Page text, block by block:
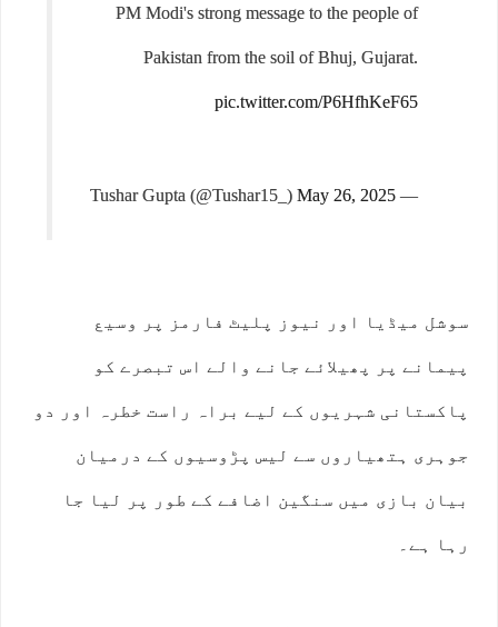
PM Modi's strong message to the people of
Pakistan from the soil of Bhuj, Gujarat.
pic.twitter.com/P6HfhKeF65
— Tushar Gupta (@Tushar15_)
May 26, 2025
سوشل میڈیا اور نیوز پلیٹ فارمز پر وسیع
پیمانے پر پھیلائے جانے والے اس تبصرے کو
پاکستانی شہریوں کے لیے براہ راست خطرہ اور دو
جوہری ہتھیاروں سے لیس پڑوسیوں کے درمیان
بیان بازی میں سنگین اضافے کے طور پر لیا جا
رہا ہے۔